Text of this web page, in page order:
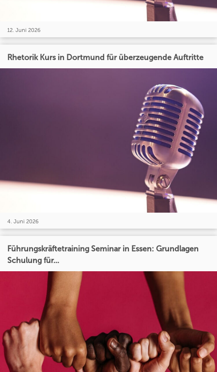
12. Juni 2026
Rhetorik Kurs in Dortmund für überzeugende Auftritte
4. Juni 2026
Führungskräftetraining Seminar in Essen: Grundlagen
Schulung für...